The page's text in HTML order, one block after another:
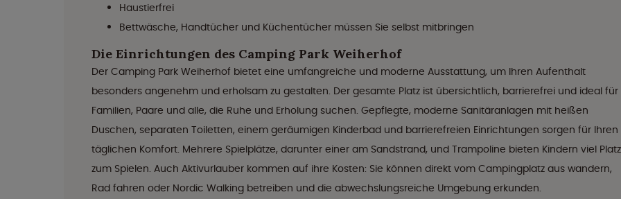
Haustierfrei
Bettwäsche, Handtücher und Küchentücher müssen Sie selbst mitbringen
Die Einrichtungen des Camping Park Weiherhof
Der Camping Park Weiherhof bietet eine umfangreiche und moderne Ausstattung, um Ihren Aufenthalt
besonders angenehm und erholsam zu gestalten. Der gesamte Platz ist übersichtlich, barrierefrei und ideal für
Familien, Paare und alle, die Ruhe und Erholung suchen. Gepflegte, moderne Sanitäranlagen mit heißen
Duschen, separaten Toiletten, einem geräumigen Kinderbad und barrierefreien Einrichtungen sorgen für Ihren
täglichen Komfort. Mehrere Spielplätze, darunter einer am Sandstrand, und Trampoline bieten Kindern viel Platz
zum Spielen. Auch Aktivurlauber kommen auf ihre Kosten: Sie können direkt vom Campingplatz aus wandern,
Rad fahren oder Nordic Walking betreiben und die abwechslungsreiche Umgebung erkunden.